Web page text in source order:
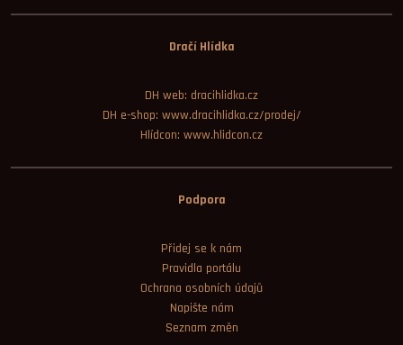
Dračí Hlídka
DH web: dracihlidka.cz
DH e-shop: www.dracihlidka.cz/prodej/
Hlídcon: www.hlidcon.cz
Podpora
Přidej se k nám
Pravidla portálu
Ochrana osobních údajů
Napište nám
Seznam změn